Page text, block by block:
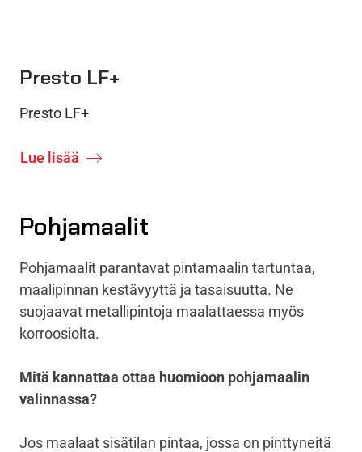
Presto LF+
Presto LF+
Lue lisää
Pohjamaalit
Pohjamaalit parantavat pintamaalin tartuntaa,
maalipinnan kestävyyttä ja tasaisuutta. Ne
suojaavat metallipintoja maalattaessa myös
korroosiolta.
Mitä kannattaa ottaa huomioon pohjamaalin
valinnassa?
Jos maalaat sisätilan pintaa, jossa on pinttyneitä